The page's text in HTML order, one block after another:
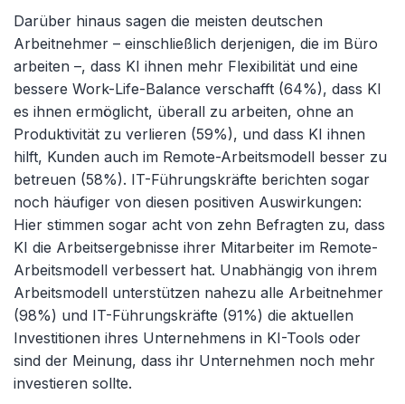
Darüber hinaus sagen die meisten deutschen
Arbeitnehmer – einschließlich derjenigen, die im Büro
arbeiten –, dass KI ihnen mehr Flexibilität und eine
bessere Work-Life-Balance verschafft (64%), dass KI
es ihnen ermöglicht, überall zu arbeiten, ohne an
Produktivität zu verlieren (59%), und dass KI ihnen
hilft, Kunden auch im Remote-Arbeitsmodell besser zu
betreuen (58%). IT-Führungskräfte berichten sogar
noch häufiger von diesen positiven Auswirkungen:
Hier stimmen sogar acht von zehn Befragten zu, dass
KI die Arbeitsergebnisse ihrer Mitarbeiter im Remote-
Arbeitsmodell verbessert hat. Unabhängig von ihrem
Arbeitsmodell unterstützen nahezu alle Arbeitnehmer
(98%) und IT-Führungskräfte (91%) die aktuellen
Investitionen ihres Unternehmens in KI-Tools oder
sind der Meinung, dass ihr Unternehmen noch mehr
investieren sollte.